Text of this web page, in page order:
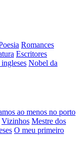
Romances
Escritores
Nobel da
ao menos no porto
Vizinhos Mestre dos
O meu primeiro